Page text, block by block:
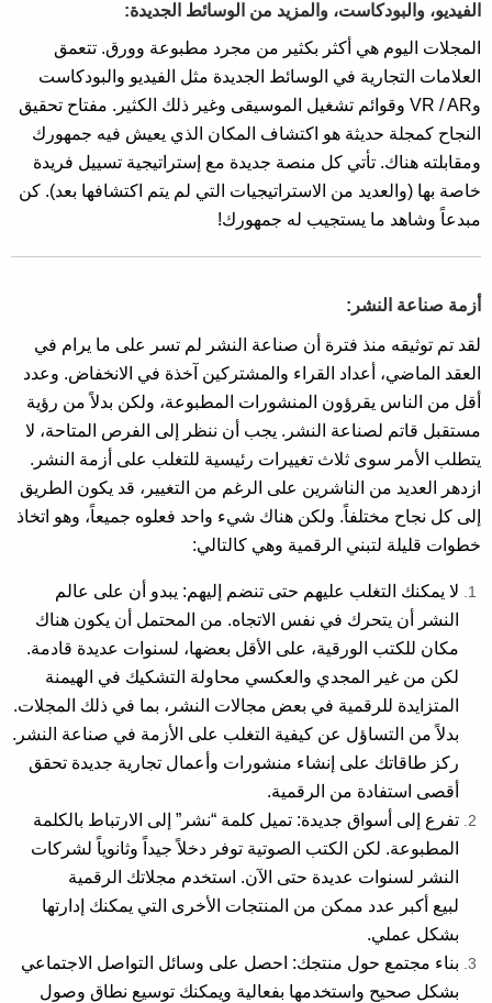
الفيديو، والبودكاست، والمزيد من الوسائط الجديدة:
المجلات اليوم هي أكثر بكثير من مجرد مطبوعة وورق. تتعمق
العلامات التجارية في الوسائط الجديدة مثل الفيديو والبودكاست
وVR / AR وقوائم تشغيل الموسيقى وغير ذلك الكثير. مفتاح تحقيق
النجاح كمجلة حديثة هو اكتشاف المكان الذي يعيش فيه جمهورك
ومقابلته هناك. تأتي كل منصة جديدة مع إستراتيجية تسييل فريدة
خاصة بها (والعديد من الاستراتيجيات التي لم يتم اكتشافها بعد). كن
مبدعاً وشاهد ما يستجيب له جمهورك!
أزمة صناعة النشر:
لقد تم توثيقه منذ فترة أن صناعة النشر لم تسر على ما يرام في
العقد الماضي، أعداد القراء والمشتركين آخذة في الانخفاض. وعدد
أقل من الناس يقرؤون المنشورات المطبوعة، ولكن بدلاً من رؤية
مستقبل قاتم لصناعة النشر. يجب أن ننظر إلى الفرص المتاحة، لا
يتطلب الأمر سوى ثلاث تغييرات رئيسية للتغلب على أزمة النشر.
ازدهر العديد من الناشرين على الرغم من التغيير، قد يكون الطريق
إلى كل نجاح مختلفاً. ولكن هناك شيء واحد فعلوه جميعاً، وهو اتخاذ
خطوات قليلة لتبني الرقمية وهي كالتالي:
لا يمكنك التغلب عليهم حتى تنضم إليهم: يبدو أن على عالم
النشر أن يتحرك في نفس الاتجاه. من المحتمل أن يكون هناك
مكان للكتب الورقية، على الأقل بعضها، لسنوات عديدة قادمة.
لكن من غير المجدي والعكسي محاولة التشكيك في الهيمنة
المتزايدة للرقمية في بعض مجالات النشر، بما في ذلك المجلات.
بدلاً من التساؤل عن كيفية التغلب على الأزمة في صناعة النشر.
ركز طاقاتك على إنشاء منشورات وأعمال تجارية جديدة تحقق
أقصى استفادة من الرقمية.
تفرع إلى أسواق جديدة: تميل كلمة “نشر” إلى الارتباط بالكلمة
المطبوعة. لكن الكتب الصوتية توفر دخلاً جيداً وثانوياً لشركات
النشر لسنوات عديدة حتى الآن. استخدم مجلاتك الرقمية
لبيع أكبر عدد ممكن من المنتجات الأخرى التي يمكنك إدارتها
بشكل عملي.
بناء مجتمع حول منتجك: احصل على وسائل التواصل الاجتماعي
بشكل صحيح واستخدمها بفعالية ويمكنك توسيع نطاق وصول